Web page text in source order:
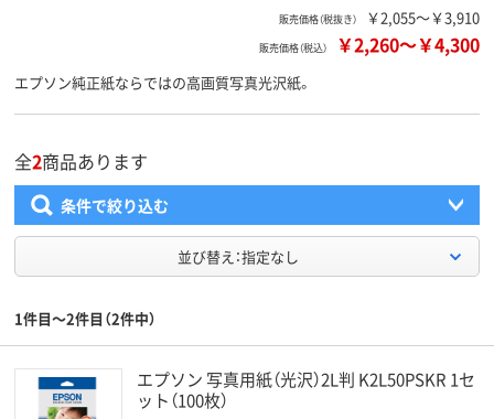
販売価格（税抜き） ￥2,055～￥3,910
販売価格（税込） ￥2,260～￥4,300
エプソン純正紙ならではの高画質写真光沢紙。
全2商品あります
条件で絞り込む
並び替え：指定なし
1件目～2件目（2件中）
エプソン 写真用紙（光沢）2L判 K2L50PSKR 1セ
ット（100枚）